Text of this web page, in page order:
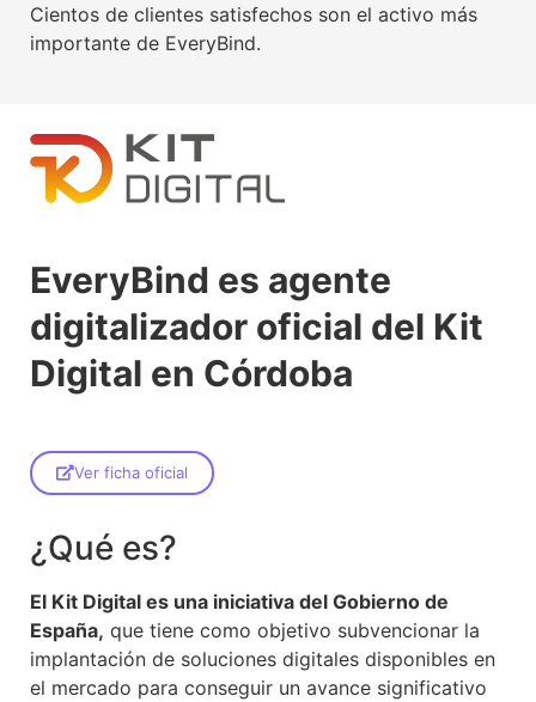
Cientos de clientes satisfechos son el activo más
importante de EveryBind.
EveryBind es agente
digitalizador oficial del Kit
Digital en Córdoba
Ver ficha oficial
¿Qué es?
El Kit Digital es una iniciativa del Gobierno de
España, que tiene como objetivo subvencionar la
implantación de soluciones digitales disponibles en
el mercado para conseguir un avance significativo